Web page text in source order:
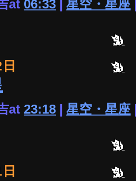
at 06:33 | 星空・星座
at 23:18 | 星空・星座